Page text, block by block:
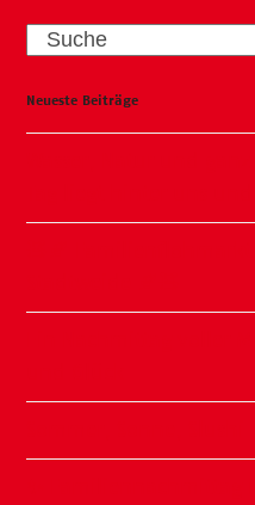
Search
Neueste Beiträge